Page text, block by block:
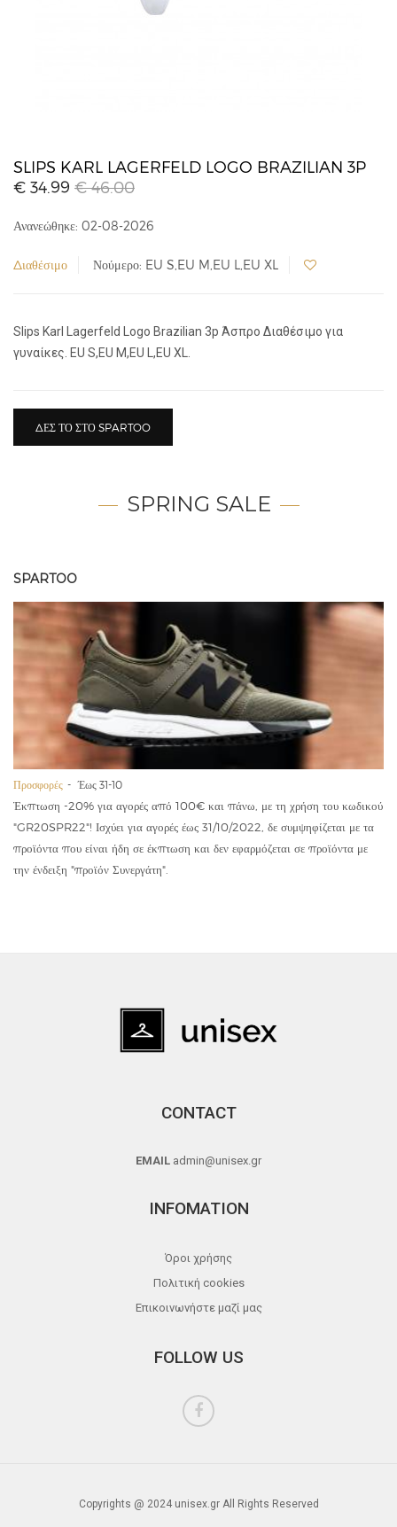
SLIPS KARL LAGERFELD LOGO BRAZILIAN 3P
€ 34.99 € 46.00
Ανανεώθηκε: 02-08-2026
Διαθέσιμο Νούμερο: EU S,EU M,EU L,EU XL
Slips Karl Lagerfeld Logo Brazilian 3p Άσπρο Διαθέσιμο για
γυναίκες. EU S,EU M,EU L,EU XL.
ΔΕΣ ΤΟ ΣΤΟ SPARTOO
SPRING SALE
SPARTOO
Προσφορές Έως 31-10
Έκπτωση -20% για αγορές από 100€ και πάνω, με τη χρήση του κωδικού
"GR20SPR22"! Ισχύει για αγορές έως 31/10/2022, δε συμψηφίζεται με τα
προϊόντα που είναι ήδη σε έκπτωση και δεν εφαρμόζεται σε προϊόντα με
την ένδειξη "προϊόν Συνεργάτη".
CONTACT
EMAIL admin@unisex.gr
INFOMATION
Όροι χρήσης
Πολιτική cookies
Επικοινωνήστε μαζί μας
FOLLOW US
Copyrights @ 2024 unisex.gr All Rights Reserved